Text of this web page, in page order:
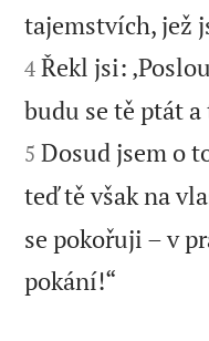
tajemstvích, jež
4 Řekl jsi:
budu se tě ptát a
5 Dosud jsem o
teď tě však na
se pokořuji – v
pokání!“